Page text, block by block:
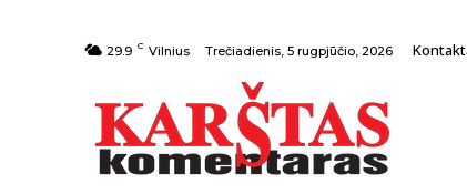
29.9 C Vilnius Trečiadienis, 5 rugpjūčio, 2026